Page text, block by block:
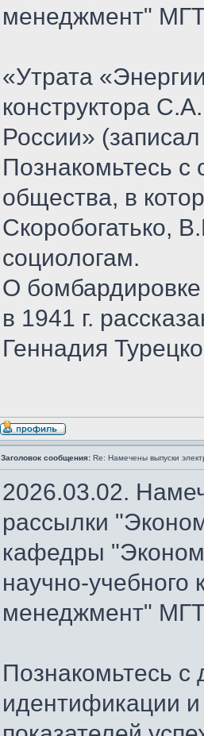
менеджмент"
«Утрата
конструктора
России»
Познакомьтесь
общества, в
Скоробогатько,
социологам.
О
в 1941 г.
Геннадия
Заголовок сообщения: Re: Намечены выпуски
2026.03.02.
рассылки
кафедры
научно-
менеджмент"
Познакомьтесь
идентификации